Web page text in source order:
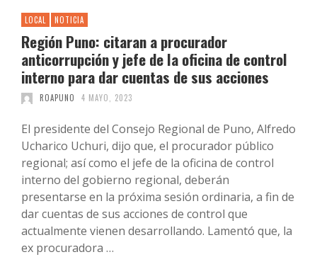
LOCAL NOTICIA
Región Puno: citaran a procurador
anticorrupción y jefe de la oficina de control
interno para dar cuentas de sus acciones
ROAPUNO 4 MAYO, 2023
El presidente del Consejo Regional de Puno, Alfredo
Ucharico Uchuri, dijo que, el procurador público
regional; así como el jefe de la oficina de control
interno del gobierno regional, deberán
presentarse en la próxima sesión ordinaria, a fin de
dar cuentas de sus acciones de control que
actualmente vienen desarrollando. Lamentó que, la
ex procuradora …